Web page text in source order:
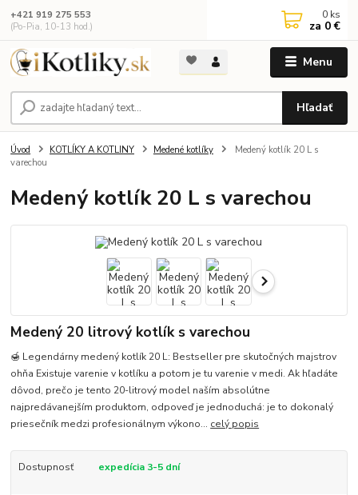
Menu
Hľadať
+421 919 275 553
(Po-Pia, 10-13 hod.)
0 ks
za 0 €
Úvod KOTLÍKY A KOTLINY Medené kotlíky
Medený kotlík 20 L s
varechou
Medený kotlík 20 L s varechou
Medený 20 litrový kotlík s varechou
🍯 Legendárny medený kotlík 20 L: Bestseller pre skutočných majstrov
ohňa Existuje varenie v kotlíku a potom je tu varenie v medi. Ak hľadáte
dôvod, prečo je tento 20-litrový model naším absolútne
najpredávanejším produktom, odpoveď je jednoduchá: je to dokonalý
priesečník medzi profesionálnym výkono... celý popis
Dostupnosť expedícia 3-5 dní